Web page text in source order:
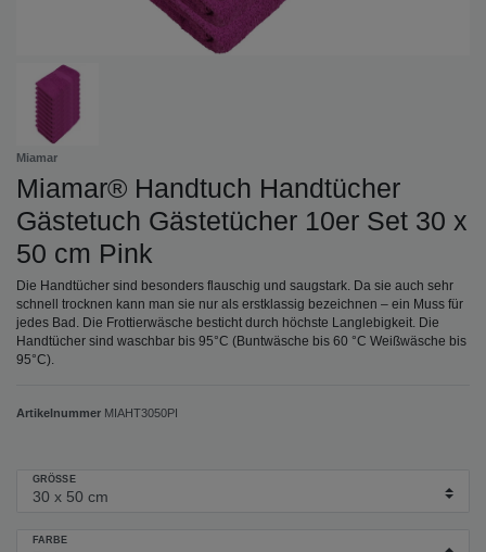
Miamar
Miamar® Handtuch Handtücher
Gästetuch Gästetücher 10er Set 30 x
50 cm Pink
Die Handtücher sind besonders flauschig und saugstark. Da sie auch sehr
schnell trocknen kann man sie nur als erstklassig bezeichnen – ein Muss für
jedes Bad. Die Frottierwäsche besticht durch höchste Langlebigkeit. Die
Handtücher sind waschbar bis 95°C (Buntwäsche bis 60 °C Weißwäsche bis
95°C).
Artikelnummer MIAHT3050PI
GRÖSSE
FARBE